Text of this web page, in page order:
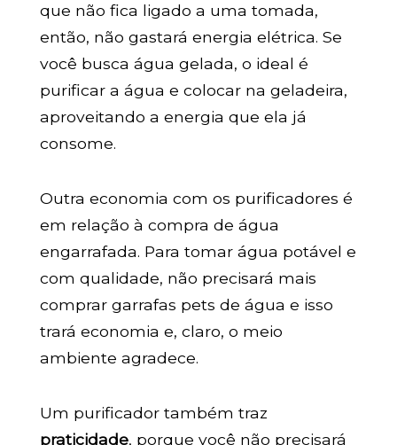
que não fica ligado a uma tomada,
então, não gastará energia elétrica. Se
você busca água gelada, o ideal é
purificar a água e colocar na geladeira,
aproveitando a energia que ela já
consome.
Outra economia com os purificadores é
em relação à compra de água
engarrafada. Para tomar água potável e
com qualidade, não precisará mais
comprar garrafas pets de água e isso
trará economia e, claro, o meio
ambiente agradece.
Um purificador também traz
praticidade, porque você não precisará